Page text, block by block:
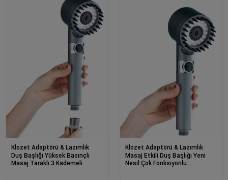
Klozet Adaptörü & Lazımlık
Duş Başlığı Yüksek Basınçlı
Masaj Taraklı 3 Kademeli
Klozet Adaptörü & Lazımlık
Masaj Etkili Duş Başlığı Yeni
Nesil Çok Fonksiyonlu